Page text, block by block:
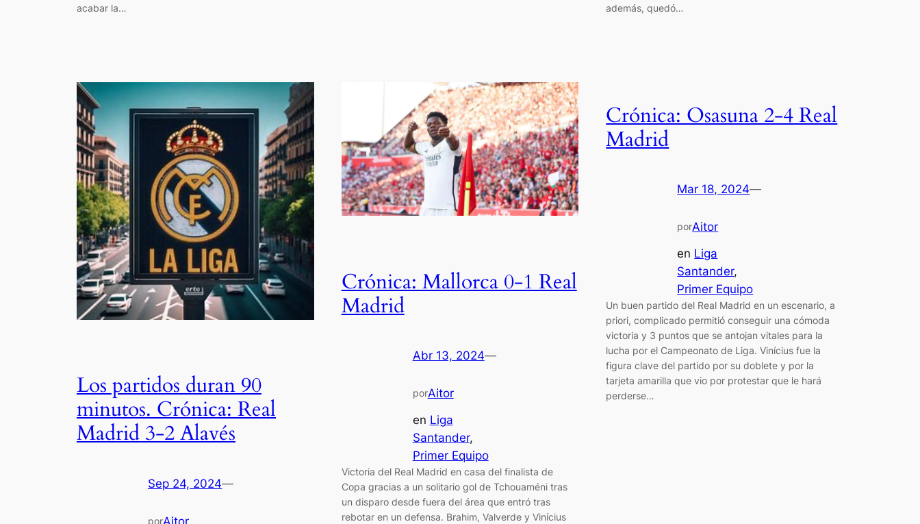
acabar la…
además, quedó…
Los partidos duran 90
minutos. Crónica: Real
Madrid 3-2 Alavés
Sep 24, 2024—
porAitor
Crónica: Mallorca 0-1 Real
Madrid
Abr 13, 2024—
porAitor
en Liga
Santander
Primer Equipo
Victoria del Real Madrid en casa del finalista de
Copa gracias a un solitario gol de Tchouaméni tras
un disparo desde fuera del área que entró tras
rebotar en un defensa. Brahim, Valverde y Vinícius
Crónica: Osasuna 2-4 Real
Madrid
Mar 18, 2024—
porAitor
en Liga
Santander
Primer Equipo
Un buen partido del Real Madrid en un escenario, a
priori, complicado permitió conseguir una cómoda
victoria y 3 puntos que se antojan vitales para la
lucha por el Campeonato de Liga. Vinícius fue la
figura clave del partido por su doblete y por la
tarjeta amarilla que vio por protestar que le hará
perderse…